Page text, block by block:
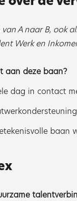
A naar B, ook
Werk en
aan deze baan?
dag in contact
baan